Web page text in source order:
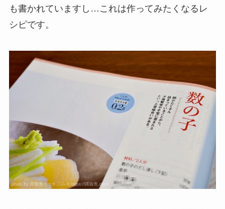
も書かれていますし…これは作ってみたくなるレ
シピです。